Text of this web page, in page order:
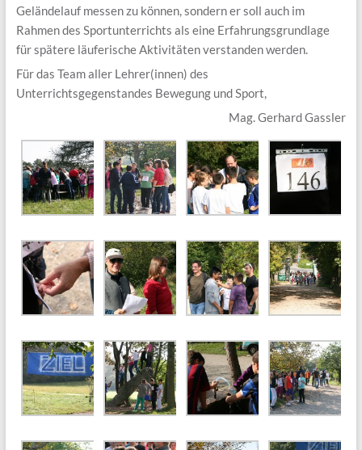
Geländelauf messen zu können, sondern er soll auch im
Rahmen des Sportunterrichts als eine Erfahrungsgrundlage
für spätere läuferische Aktivitäten verstanden werden.
Für das Team aller Lehrer(innen) des
Unterrichtsgegenstandes Bewegung und Sport,
Mag. Gerhard Gassler